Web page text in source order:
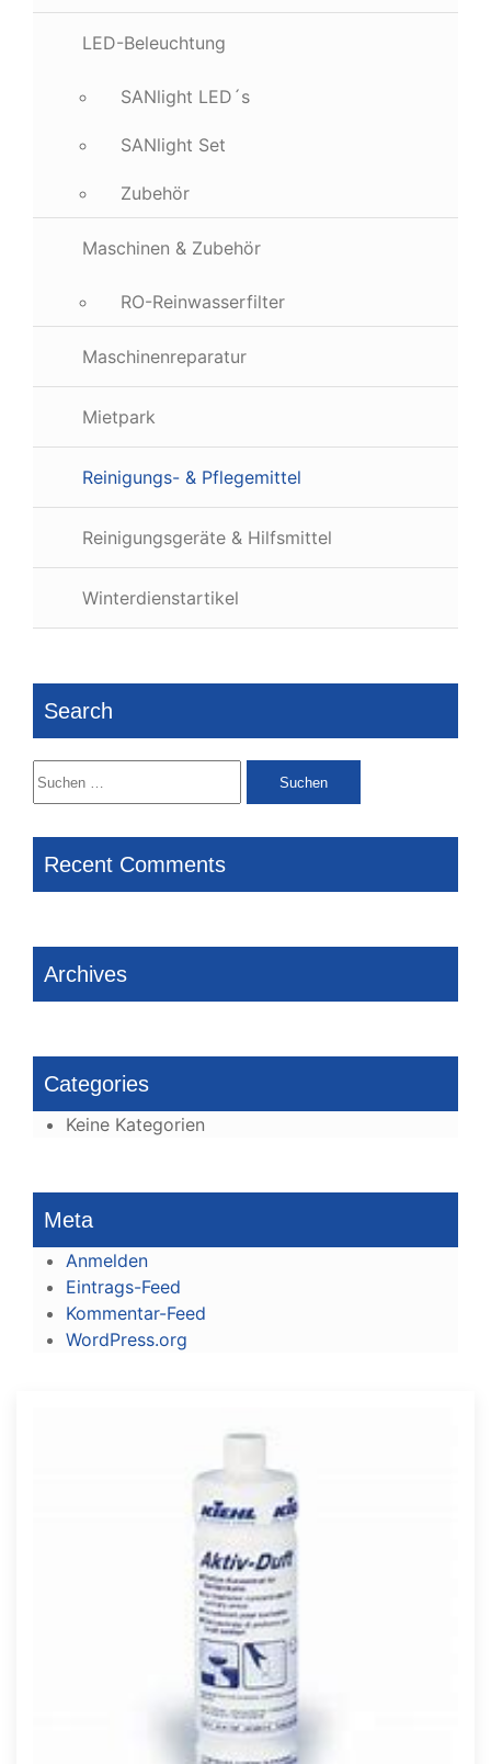
LED-Beleuchtung
SANlight LED´s
SANlight Set
Zubehör
Maschinen & Zubehör
RO-Reinwasserfilter
Maschinenreparatur
Mietpark
Reinigungs- & Pflegemittel
Reinigungsgeräte & Hilfsmittel
Winterdienstartikel
Search
Suchen
nach:
Recent Comments
Archives
Categories
Keine Kategorien
Meta
Anmelden
Eintrags-Feed
Kommentar-Feed
WordPress.org